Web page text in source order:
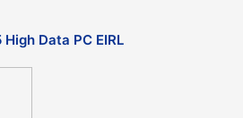
Data PC EIRL